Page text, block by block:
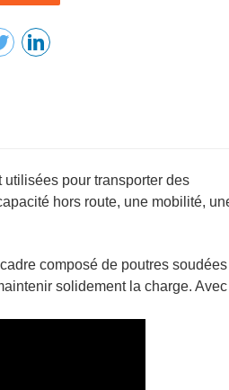
pour transporter des
hors route, une mobilité,
composé de poutres
solidement la charge. Avec